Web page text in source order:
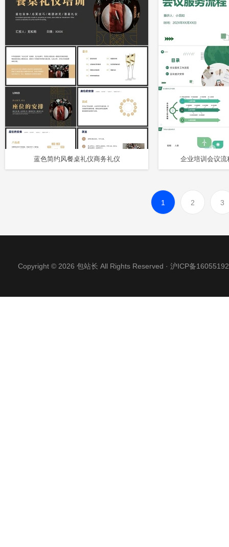
蓝色简约风餐桌礼仪商务礼仪 企业培训会议
1 2 3
Copyright © 2026 包站长 All Rights Reserved · 沪ICP备